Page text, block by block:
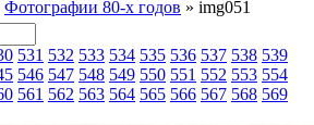
Фотографии 80-х годов » img051
531 532 533 534 535 536 537 538 539
546 547 548 549 550 551 552 553 554
561 562 563 564 565 566 567 568 569